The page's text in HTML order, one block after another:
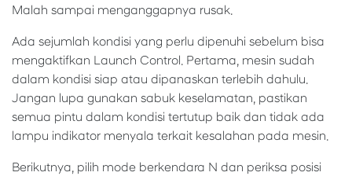
Malah sampai menganggapnya rusak.
Ada sejumlah kondisi yang perlu dipenuhi sebelum bisa
mengaktifkan Launch Control. Pertama, mesin sudah
dalam kondisi siap atau dipanaskan terlebih dahulu.
Jangan lupa gunakan sabuk keselamatan, pastikan
semua pintu dalam kondisi tertutup baik dan tidak ada
lampu indikator menyala terkait kesalahan pada mesin.
Berikutnya, pilih mode berkendara N dan periksa posisi